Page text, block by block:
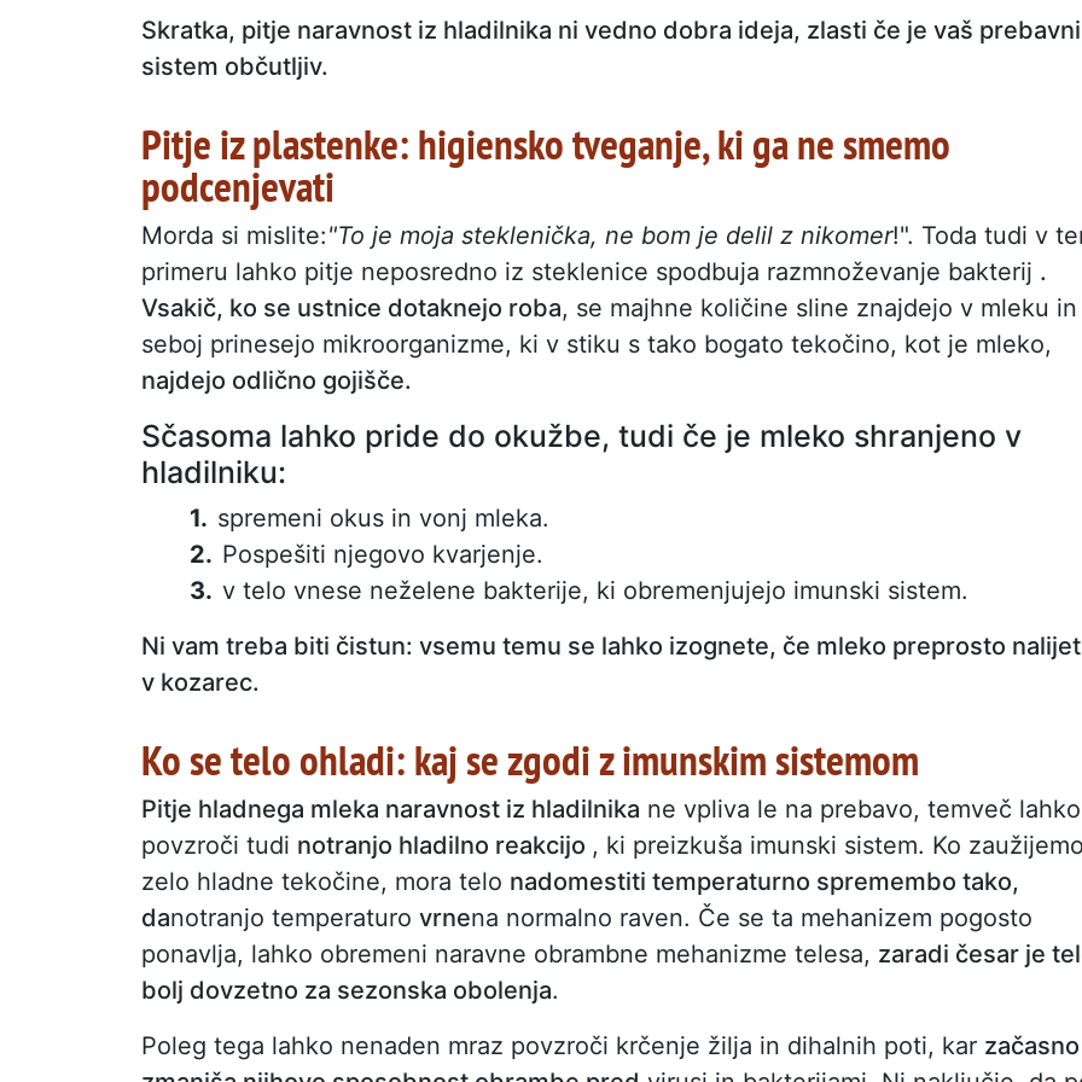
Skratka, pitje naravnost iz hladilnika ni vedno dobra ideja, zlasti če je vaš prebavni
sistem občutljiv.
Pitje iz plastenke: higiensko tveganje, ki ga ne smemo
podcenjevati
Morda si mislite:"To je moja steklenička, ne bom je delil z nikomer!". Toda tudi v
primeru lahko pitje neposredno iz steklenice spodbuja razmnoževanje bakterij .
Vsakič, ko se ustnice dotaknejo roba, se majhne količine sline znajdejo v mleku in
seboj prinesejo mikroorganizme, ki v stiku s tako bogato tekočino, kot je mleko,
najdejo odlično gojišče.
Sčasoma lahko pride do okužbe, tudi če je mleko shranjeno v
hladilniku:
spremeni okus in vonj mleka.
Pospešiti njegovo kvarjenje.
v telo vnese neželene bakterije, ki obremenjujejo imunski sistem.
Ni vam treba biti čistun: vsemu temu se lahko izognete, če mleko preprosto
v kozarec.
Ko se telo ohladi: kaj se zgodi z imunskim sistemom
Pitje hladnega mleka naravnost iz hladilnika ne vpliva le na prebavo, temveč lahko
povzroči tudi notranjo hladilno reakcijo , ki preizkuša imunski sistem. Ko zaužijemo
zelo hladne tekočine, mora telo nadomestiti temperaturno spremembo tako,
danotranjo temperaturo vrnena normalno raven. Če se ta mehanizem pogosto
ponavlja, lahko obremeni naravne obrambne mehanizme telesa, zaradi česar je
bolj dovzetno za sezonska obolenja.
Poleg tega lahko nenaden mraz povzroči krčenje žilja in dihalnih poti, kar začasno